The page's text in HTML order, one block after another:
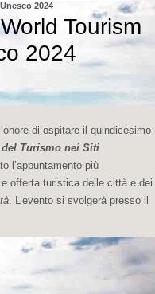
2024
Tourism
2024
di ospitare il quindicesimo
Turismo nei Siti
l’appuntamento più
offerta turistica delle città e dei
. L’evento si svolgerà presso il